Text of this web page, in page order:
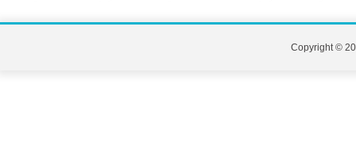
Copyright ©